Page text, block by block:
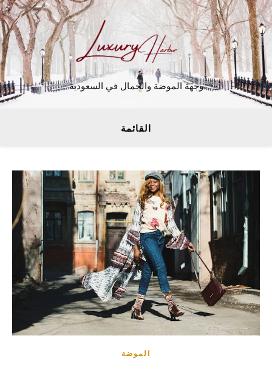
وجهة الموضة والجمال في السعودية
القائمة
الموضة